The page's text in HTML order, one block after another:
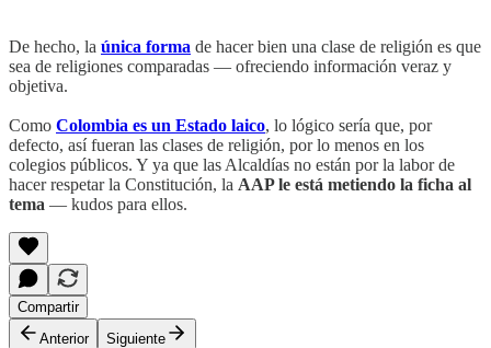
De hecho, la única forma de hacer bien una clase de religión es que
sea de religiones comparadas — ofreciendo información veraz y
objetiva.
Como Colombia es un Estado laico, lo lógico sería que, por
defecto, así fueran las clases de religión, por lo menos en los
colegios públicos. Y ya que las Alcaldías no están por la labor de
hacer respetar la Constitución, la AAP le está metiendo la ficha al
tema — kudos para ellos.
Compartir
Anterior
Siguiente